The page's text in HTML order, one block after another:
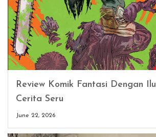
Review Komik Fantasi Dengan
Cerita Seru
June 22, 2026